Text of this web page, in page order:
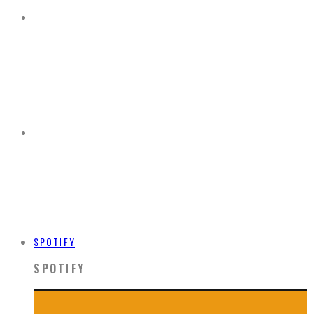
SPOTIFY
SPOTIFY